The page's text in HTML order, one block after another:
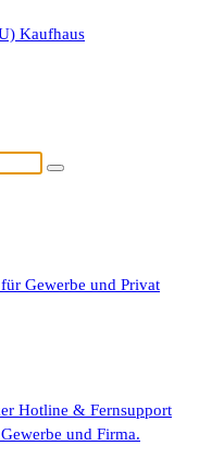
Kaufhaus
Gewerbe und Privat
Hotline & Fernsupport
und Firma.